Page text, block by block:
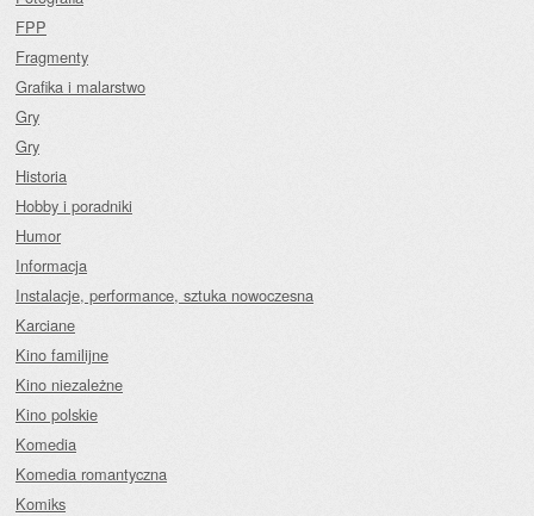
FPP
Fragmenty
Grafika i malarstwo
Gry
Gry
Historia
Hobby i poradniki
Humor
Informacja
Instalacje, performance, sztuka nowoczesna
Karciane
Kino familijne
Kino niezależne
Kino polskie
Komedia
Komedia romantyczna
Komiks